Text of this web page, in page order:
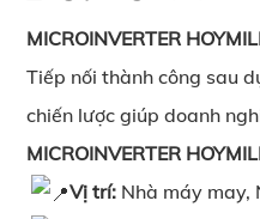
MICROINVERTER
Tiếp nối thành công sau
chiến lược giúp doanh
MICROINVERTER
Vị trí: Nhà máy may,